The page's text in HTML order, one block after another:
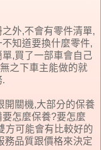
外,不會有零件清單,
知道要換什麼零件,
,買了一部車會自己
之下車主能做的就
.
開關機,大部分的保養
怎麼保養?要怎麼
方可能會有比較好的
務品質跟價格來決定